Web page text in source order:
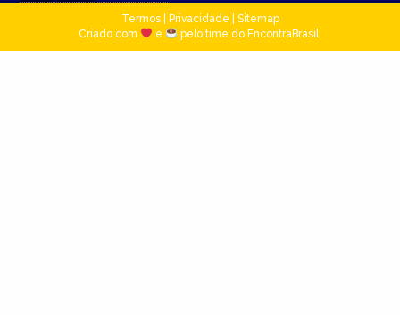
Termos| Privacidade
Sitemap
Criado com
e pelo time do EncontraBrasil